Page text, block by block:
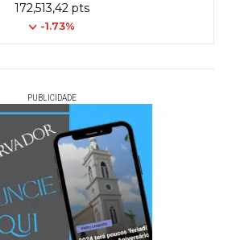
172,513,42 pts
-1.73%
PUBLICIDADE